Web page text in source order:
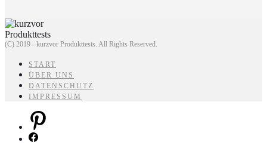
(C) 2019 - kurzvor Produkttests. All Rights Reserved.
START
ÜBER UNS
DATENSCHUTZ
IMPRESSUM